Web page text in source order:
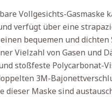
Vollgesichts-Gasmaske
verfügt über eine
bequemen und
Vielzahl von Gasen und
stoßfeste
3M-
dieser Maske sind